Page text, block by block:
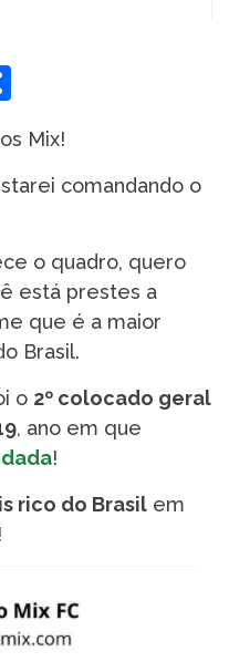
Mix!
comandando o
o quadro, quero
está prestes a
que é a maior
Brasil.
o 2º colocado geral
, ano em que
!
rico do Brasil em